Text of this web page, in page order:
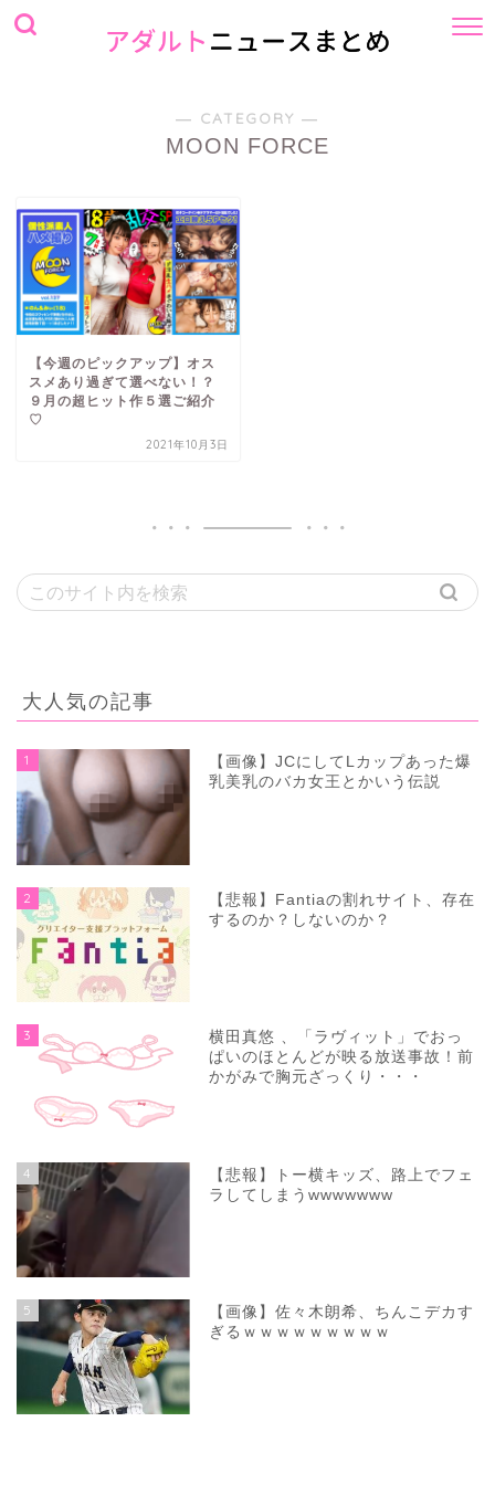
― CATEGORY ―
MOON FORCE
【今週のピックアップ】オス
スメあり過ぎて選べない！？
９月の超ヒット作５選ご紹介
♡
2021年10月3日
大人気の記事
1
【画像】JCにしてLカップあった爆
乳美乳のバカ女王とかいう伝説
2
【悲報】Fantiaの割れサイト、存在
するのか？しないのか？
3
横田真悠 、「ラヴィット」でおっ
ぱいのほとんどが映る放送事故！前
かがみで胸元ざっくり・・・
4
【悲報】トー横キッズ、路上でフェ
ラしてしまうwwwwwww
5
【画像】佐々木朗希、ちんこデカす
ぎるｗｗｗｗｗｗｗｗｗ